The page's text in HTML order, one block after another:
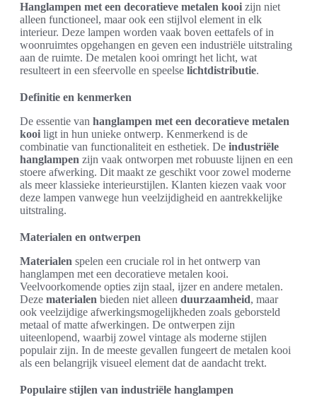
Hanglampen met een decoratieve metalen kooi zijn niet
alleen functioneel, maar ook een stijlvol element in elk
interieur. Deze lampen worden vaak boven eettafels of in
woonruimtes opgehangen en geven een industriële uitstraling
aan de ruimte. De metalen kooi omringt het licht, wat
resulteert in een sfeervolle en speelse lichtdistributie.
Definitie en kenmerken
De essentie van hanglampen met een decoratieve metalen
kooi ligt in hun unieke ontwerp. Kenmerkend is de
combinatie van functionaliteit en esthetiek. De industriële
hanglampen zijn vaak ontworpen met robuuste lijnen en een
stoere afwerking. Dit maakt ze geschikt voor zowel moderne
als meer klassieke interieurstijlen. Klanten kiezen vaak voor
deze lampen vanwege hun veelzijdigheid en aantrekkelijke
uitstraling.
Materialen en ontwerpen
Materialen spelen een cruciale rol in het ontwerp van
hanglampen met een decoratieve metalen kooi.
Veelvoorkomende opties zijn staal, ijzer en andere metalen.
Deze materialen bieden niet alleen duurzaamheid, maar
ook veelzijdige afwerkingsmogelijkheden zoals geborsteld
metaal of matte afwerkingen. De ontwerpen zijn
uiteenlopend, waarbij zowel vintage als moderne stijlen
populair zijn. In de meeste gevallen fungeert de metalen kooi
als een belangrijk visueel element dat de aandacht trekt.
Populaire stijlen van industriële hanglampen